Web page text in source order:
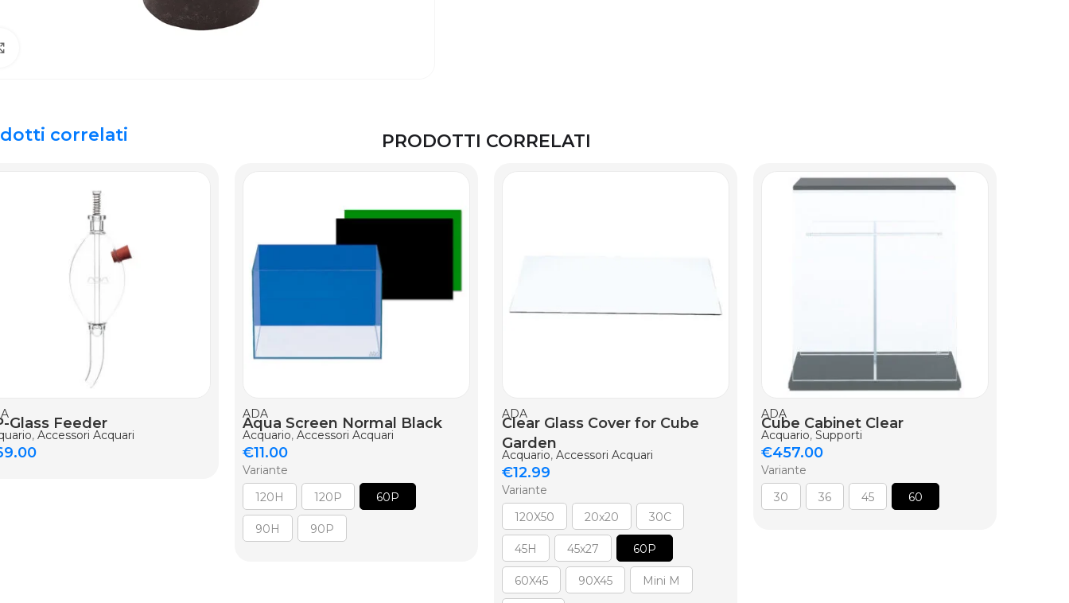
PRODOTTI CORRELATI
correlati
Glass Feeder
,Accessori Acquari
ADA
Aqua Screen Normal Black
Acquario, Accessori Acquari
€11.00
Variante
120H
120P 60P
90H 90P
ADA
Clear Glass Cover for Cube
Garden
Acquario, Accessori Acquari
€12.99
Variante
120X50
20x20 30C
45H 45x27 60P
60X45 90X45 Mini M
ADA
Cube Cabinet Clear
Acquario, Supporti
€457.00
Variante
30
36 45 60